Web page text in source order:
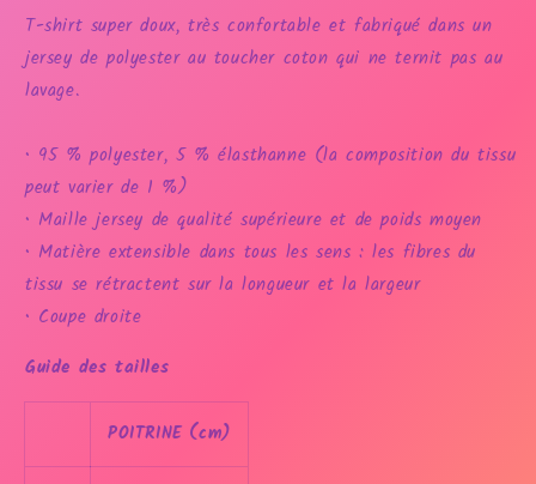
T-shirt super doux, très confortable et fabriqué dans un
jersey de polyester au toucher coton qui ne ternit pas au
lavage.
• 95 % polyester, 5 % élasthanne (la composition du tissu
peut varier de 1 %)
• Maille jersey de qualité supérieure et de poids moyen
• Matière extensible dans tous les sens : les fibres du
tissu se rétractent sur la longueur et la largeur
• Coupe droite
Guide des tailles
POITRINE (cm)